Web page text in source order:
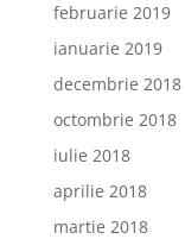
februarie 2019
ianuarie 2019
decembrie 2018
octombrie 2018
iulie 2018
aprilie 2018
martie 2018